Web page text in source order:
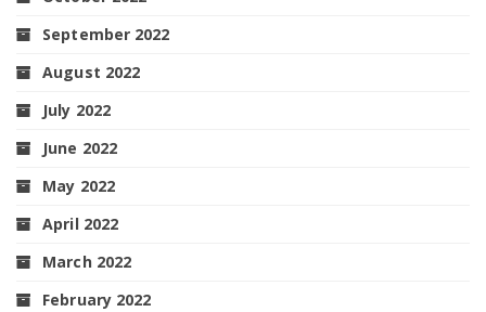
September 2022
August 2022
July 2022
June 2022
May 2022
April 2022
March 2022
February 2022